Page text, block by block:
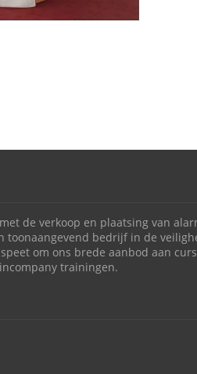
de verkoop en plaatsing van
toonaangevend bedrijf in de
om ons brede aanbod aan
trainingen.